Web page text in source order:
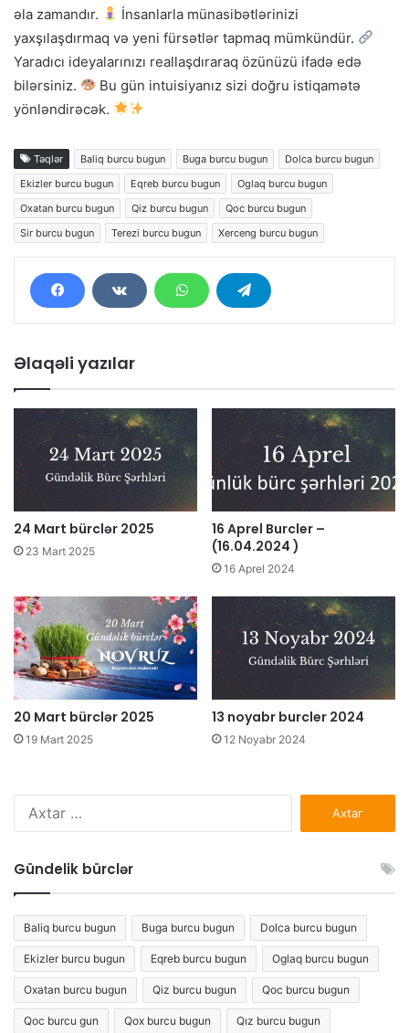
əla zamandır.
İnsanlarla münasibətlərinizi
yaxşılaşdırmaq və yeni fürsətlər tapmaq mümkündür.
Yaradıcı ideyalarınızı reallaşdıraraq özünüzü ifadə edə
bilərsiniz.
Bu gün intuisiyanız sizi doğru istiqamətə
yönləndirəcək.
Təqlər Baliq burcu bugun Buga burcu bugun
Dolca burcu bugun
Ekizler burcu bugun
Eqreb burcu bugun
Oglaq burcu bugun
Oxatan burcu bugun
Qiz burcu bugun
Qoc burcu bugun
Sir burcu bugun
Terezi burcu bugun Xerceng burcu bugun
Əlaqəli yazılar
24 Mart bürclər 2025
23 Mart 2025
16 Aprel Burcler –
(16.04.2024 )
16 Aprel 2024
20 Mart bürclər 2025
19 Mart 2025
13 noyabr burcler 2024
12 Noyabr 2024
Gündelik bürclər
Baliq burcu bugun Buga burcu bugun Dolca burcu bugun
Ekizler burcu bugun Eqreb burcu bugun Oglaq burcu bugun
Oxatan burcu bugun Qiz burcu bugun Qoc burcu bugun
Qoc burcu gun Qox burcu bugun Qız burcu bugun